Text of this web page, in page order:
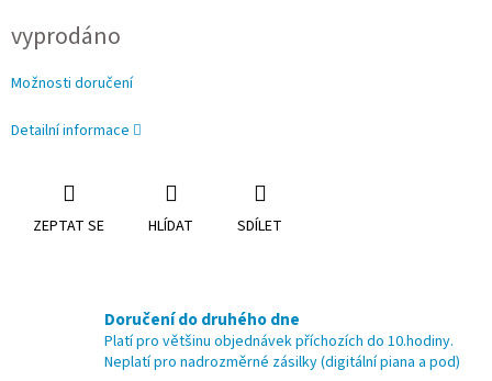
cena:
vyprodáno
Možnosti doručení
Detailní informace
ZEPTAT SE HLÍDAT SDÍLET
Doručení do druhého dne
Platí pro většinu objednávek příchozích do 10.hodiny.
Neplatí pro nadrozměrné zásilky (digitální piana a pod)